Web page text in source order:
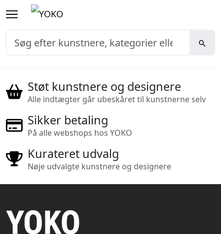
Støt kunstnere og designere
Alle indtægter går ubeskåret til kunstnerne selv
Sikker betaling
På alle webshops hos YOKO
Kurateret udvalg
Nøje udvalgte kunstnere og designere